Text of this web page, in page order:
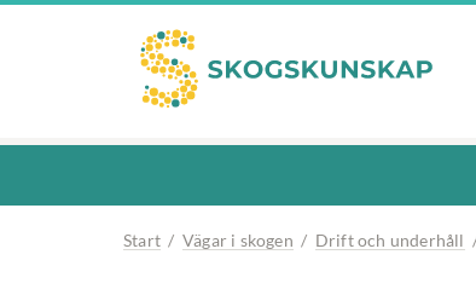
Start / Vägar i skogen / Drift och underhåll